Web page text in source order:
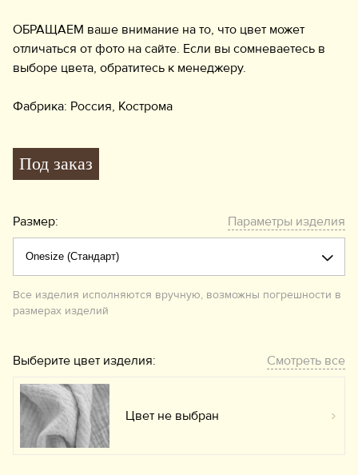
ОБРАЩАЕМ ваше внимание на то, что цвет может
отличаться от фото на сайте. Если вы сомневаетесь в
выборе цвета, обратитесь к менеджеру.
Фабрика: Россия, Кострома
Под заказ
Размер: Параметры изделия
Все изделия исполняются вручную, возможны погрешности в
размерах изделий
Выберите цвет изделия: Смотреть все
Цвет не выбран